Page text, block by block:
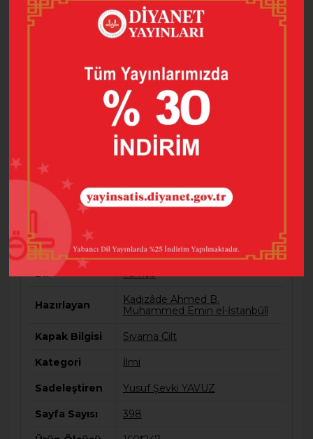
örneklerinden birini teşkil eden Şerh-i Tercüme-i
Lâmiyye adlı Türkçe Emâlî şerhi ise 18. yüzyılda
mezheplere bakışına dair fikir veren önemli bir
Eser, Osmanlıca metin transkripsiyon yöntemi ile
latinize edilmiş, ilgilenenlerin karşılaştırma yapmaları
maksadıyla da yazma nüshanın orijinal metni de
okuyucunun istifadesine sunulmuştur.
Barkod
Baskı Sayısı 2
Dil Türkçe
Hazırlayan
Kadızâde Ahmed B.
Muhammed Emin el-İstanbûlî
Kapak Bilgisi Sıvama Cilt
Kategori İlmi
Sadeleştiren Yusuf Şevki YAVUZ
Sayfa Sayısı 398